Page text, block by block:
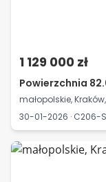
1 129 000 zł
Powierzchnia
małopolskie,
30-01-2026 · C206-